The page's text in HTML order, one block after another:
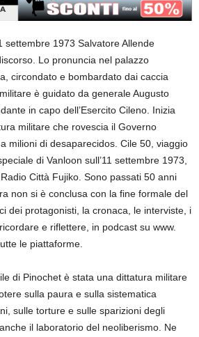
settembre 1973 Salvatore Allende
Lo pronuncia nel palazzo
circondato e bombardato dai caccia
è guidato da generale Augusto
in capo dell’Esercito Cileno. Inizia
militare che rovescia il Governo
milioni di desaparecidos. Cile 50, viaggio
di Vanloon sull’11 settembre 1973,
Città Fujiko. Sono passati 50 anni
non si è conclusa con la fine formale del
dei protagonisti, la cronaca, le interviste, i
e riflettere, in podcast su www.
le piattaforme.
di Pinochet è stata una dittatura militare
sulla paura e sulla sistematica
sulle torture e sulle sparizioni degli
il laboratorio del neoliberismo. Ne